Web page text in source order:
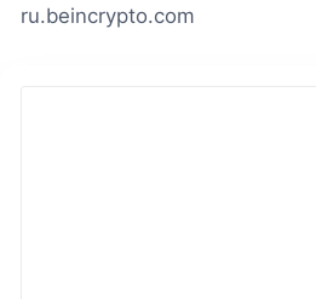
ru.beincrypto.com